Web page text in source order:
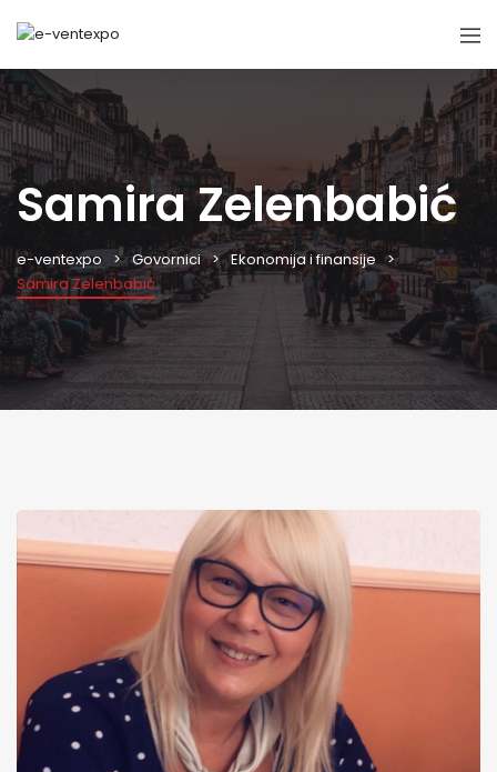
Samira Zelenbabić
e-ventexpo Govornici
Ekonomija i finansije
Samira Zelenbabić